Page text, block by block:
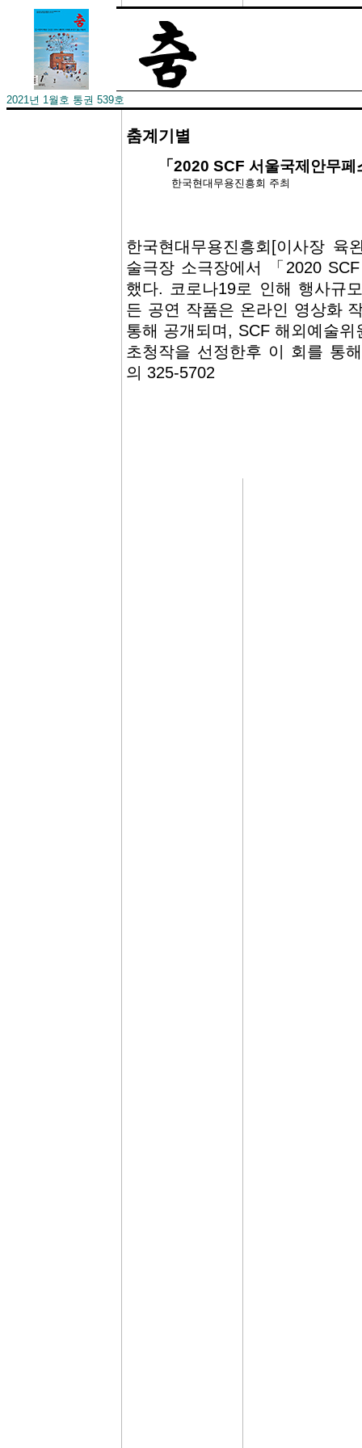
2021년 1월호 통권 539호
춤계기별
「2020 SCF 서울국제안무
한국현대무용진흥회 주최
한국현대무용진흥회[이사장 육
술극장 소극장에서 「2020
했다. 코로나19로 인해 행사규
든 공연 작품은 온라인 영상화
통해 공개되며, SCF 해외예술
초청작을 선정한후 이 회를 통
의 325-5702